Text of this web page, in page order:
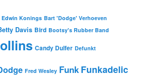
Edwin Konings Bart 'Dodge' Verhoeven
Davis Bird Bootsy's Rubber Band
Candy Dulfer Defunkt
Fred Wesley Funk Funkadelic